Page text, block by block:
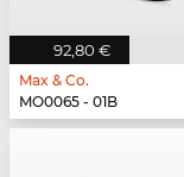
92,80 €
Max & Co.
MO0065 - 01B